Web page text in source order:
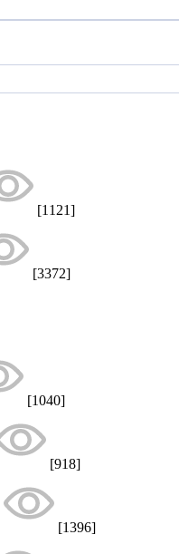
[1121]
[3372]
[1040]
[918]
[1396]